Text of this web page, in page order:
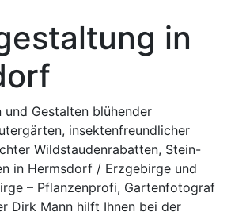
in
und Gestalten blühender
insektenfreundlicher
Wildstaudenrabatten, Stein-
in Hermsdorf / Erzgebirge und
– Pflanzenprofi, Gartenfotograf
Dirk Mann hilft Ihnen bei der